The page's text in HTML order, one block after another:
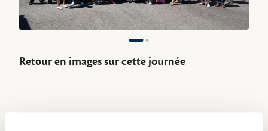
Retour en images sur cette journée